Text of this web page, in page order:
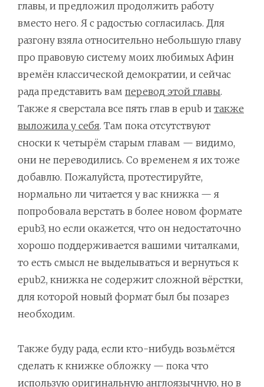
главы, и предложил продолжить работу
вместо него. Я с радостью согласилась. Для
разгону взяла относительно небольшую главу
про правовую систему моих любимых Афин
времён классической демократии, и сейчас
рада представить вам перевод этой главы.
Также я сверстала все пять глав в epub и также
выложила у себя. Там пока отсутствуют
сноски к четырём старым главам — видимо,
они не переводились. Со временем я их тоже
добавлю. Пожалуйста, протестируйте,
нормально ли читается у вас книжка — я
попробовала верстать в более новом формате
epub3, но если окажется, что он недостаточно
хорошо поддерживается вашими читалками,
то есть смысл не выделываться и вернуться к
epub2, книжка не содержит сложной вёрстки,
для которой новый формат был бы позарез
необходим.
Также буду рада, если кто-нибудь возьмётся
сделать к книжке обложку — пока что
использую оригинальную англоязычную, но в